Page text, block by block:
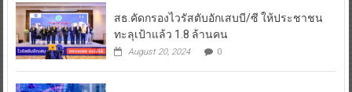
สธ.คัดกรองไวรัสตับอักเสบบี/ซี ให้ประชาชน
ทะลุเป้าแล้ว 1.8 ล้านคน
August 20, 2024 0